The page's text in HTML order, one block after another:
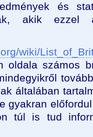
és
akik ezzel
wiki/
oldala számos
általában
gyakran
túl is tud